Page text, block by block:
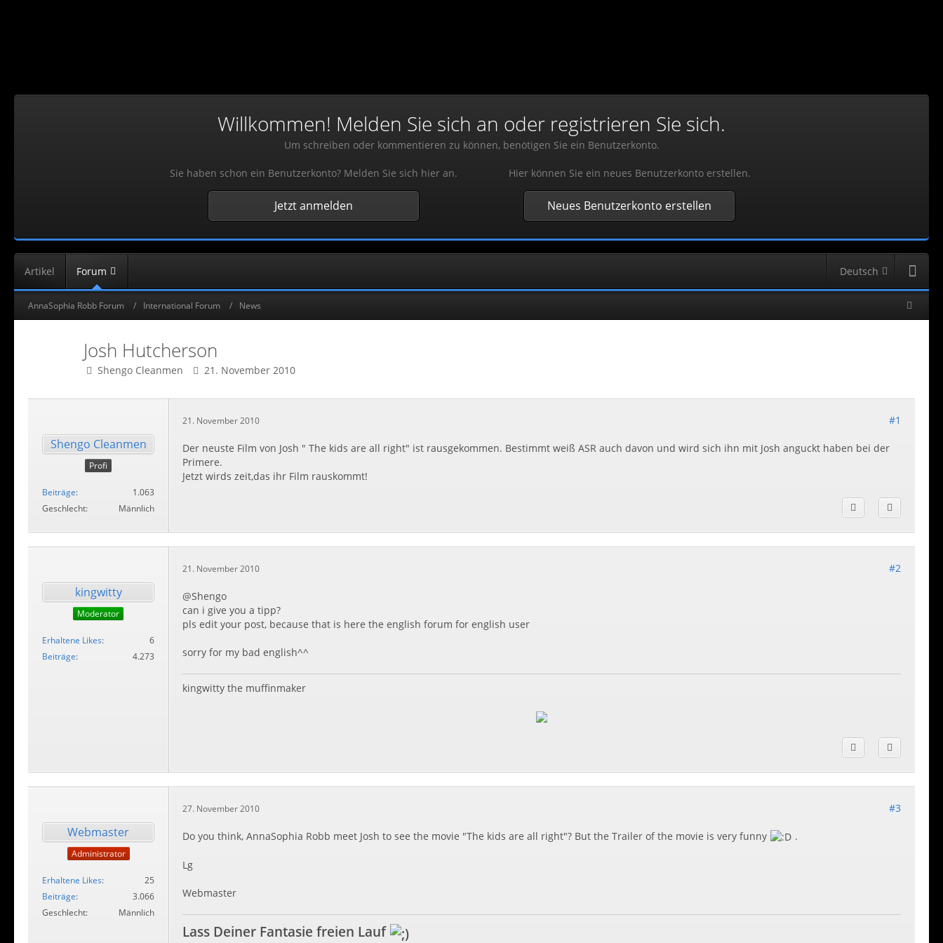
Willkommen! Melden Sie sich an oder registrieren Sie sich.
Um schreiben oder kommentieren zu können, benötigen Sie ein Benutzerkonto.
Sie haben schon ein Benutzerkonto? Melden Sie sich hier an.
Jetzt anmelden
Hier können Sie ein neues Benutzerkonto erstellen.
Neues Benutzerkonto erstellen
Artikel Forum Deutsch
AnnaSophia Robb Forum International Forum News
Josh Hutcherson
Shengo Cleanmen 21. November 2010
Shengo Cleanmen
Profi
Beiträge
1.063
Geschlecht
Männlich
21. November 2010 #1
Der neuste Film von Josh " The kids are all right" ist rausgekommen. Bestimmt weiß ASR auch davon und wird sich ihn mit Josh anguckt haben bei der
Primere.
Jetzt wirds zeit,das ihr Film rauskommt!
kingwitty
Moderator
Erhaltene Likes
6
Beiträge
4.273
21. November 2010 #2
@Shengo
can i give you a tipp?
pls edit your post, because that is here the english forum for english user
sorry for my bad english^^
kingwitty the muffinmaker
Webmaster
Administrator
Erhaltene Likes
25
Beiträge
3.066
Geschlecht
Männlich
27. November 2010 #3
Do you think, AnnaSophia Robb meet Josh to see the movie "The kids are all right"? But the Trailer of the movie is very funny .
Lg
Webmaster
Lass Deiner Fantasie freien Lauf